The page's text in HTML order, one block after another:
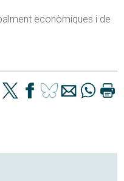
econòmiques i de